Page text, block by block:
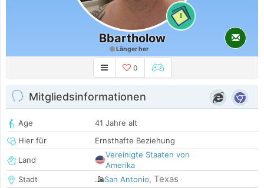
1
Bbartholow
Länger her
0
Mitgliedsinformationen
Age
41 Jahre alt
Hier für
Ernsthafte Beziehung
Land
Vereinigte Staaten von
Amerika
Stadt
San Antonio, Texas